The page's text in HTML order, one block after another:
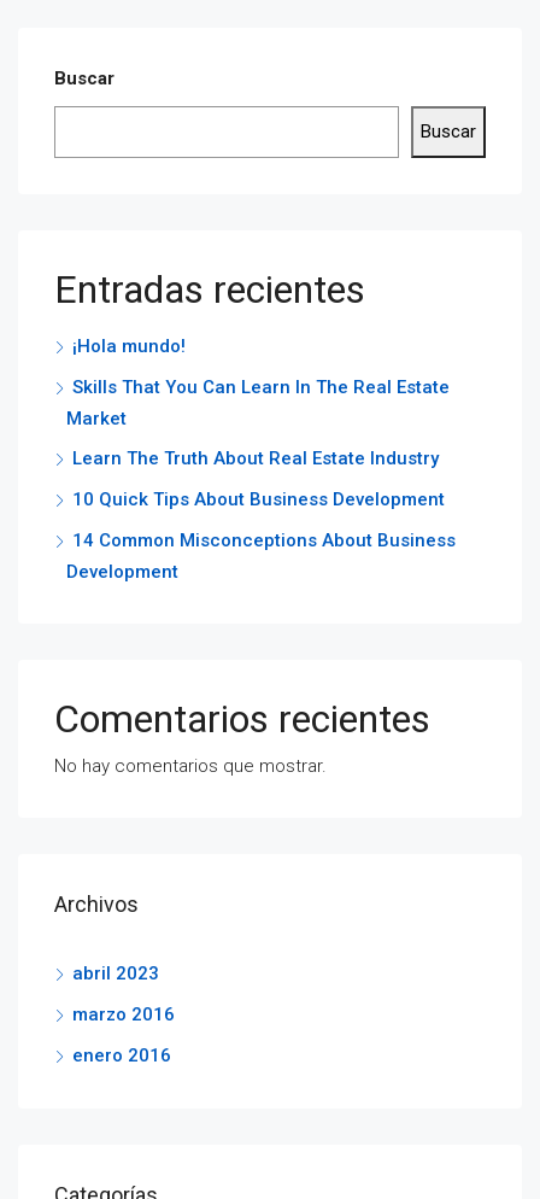
Buscar
Buscar
Entradas recientes
¡Hola mundo!
Skills That You Can Learn In The Real Estate
Market
Learn The Truth About Real Estate Industry
10 Quick Tips About Business Development
14 Common Misconceptions About Business
Development
Comentarios recientes
No hay comentarios que mostrar.
Archivos
abril 2023
marzo 2016
enero 2016